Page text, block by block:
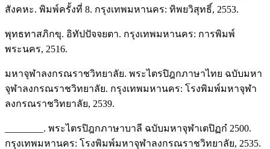
สังคหะ. พิมพ์ครั้งที่ 8. กรุงเทพมหานคร: ทิพยวิสุทธิ์, 2553.
พุทธทาสภิกขุ. อิทัปปัจจยตา. กรุงเทพมหานคร: การพิมพ์
พระนคร, 2516.
มหาจุฬาลงกรณราชวิทยาลัย. พระไตรปิฎกภาษาไทย ฉบับมหา
จุฬาลงกรณราชวิทยาลัย. กรุงเทพมหานคร: โรงพิมพ์มหาจุฬา
ลงกรณราชวิทยาลัย, 2539.
________. พระไตรปิฎกภาษาบาลี ฉบับมหาจุฬาเตปิฏกํ 2500.
กรุงเทพมหานคร: โรงพิมพ์มหาจุฬาลงกรณราชวิทยาลัย, 2535.